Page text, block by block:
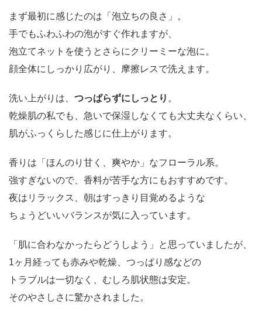
まず最初に感じたのは「泡立ちの良さ」。
手でもふわふわの泡がすぐ作れますが、
泡立てネットを使うとさらにクリーミーな泡に。
顔全体にしっかり広がり、摩擦レスで洗えます。
洗い上がりは、 つっぱらずにしっとり 。
乾燥肌の私でも、急いで保湿しなくても大丈夫なくらい、
肌がふっくらした感じに仕上がります。
香りは「ほんのり甘く、爽やか」なフローラル系。
強すぎないので、香料が苦手な方にもおすすめです。
夜はリラックス、朝はすっきり目覚めるような
ちょうどいいバランスが気に入っています。
「肌に合わなかったらどうしよう」と思っていましたが、
1ヶ月経っても赤みや乾燥、つっぱり感などの
トラブルは一切なく、むしろ肌状態は安定。
そのやさしさに驚かされました。